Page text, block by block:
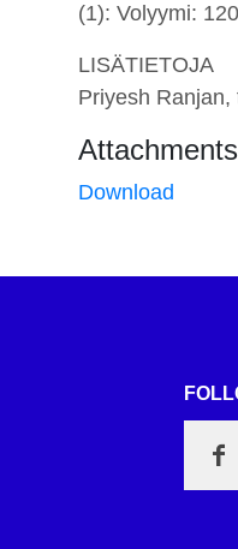
(1): Volyymi:
LISÄTIETOJA
Priyesh
Attachments
Download